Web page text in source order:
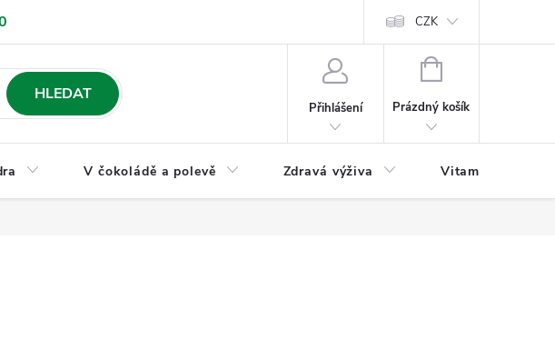
nakupovat Formulář pro odstoupení od
CZK
HLEDAT
Přihlášení
NÁKUPNÍ
Prázdný košík
V čokoládě a polevě Zdravá výživa Vitamíny a